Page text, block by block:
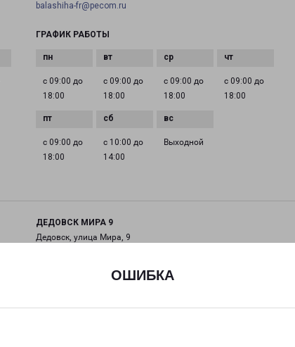
ОШИБКА
balashiha-fr@pecom.ru
ГРАФИК РАБОТЫ
с 09:00 до
18:00
с 09:00 до
18:00
с 09:00 до
18:00
с 09:00 до
18:00
с 09:00 до
18:00
с 10:00 до
14:00
Выходной
ДЕДОВСК МИРА 9
Дедовск, улица Мира, 9
+7(495) 660-11-11